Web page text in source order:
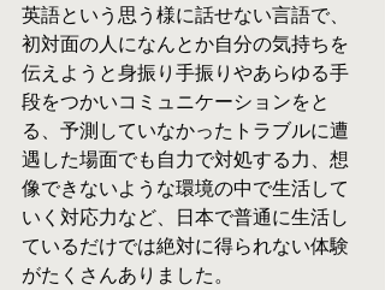
英語という思う様に話せない言語で、
初対面の人になんとか自分の気持ちを
伝えようと身振り手振りやあらゆる手
段をつかいコミュニケーションをと
る、予測していなかったトラブルに遭
遇した場面でも自力で対処する力、想
像できないような環境の中で生活して
いく対応力など、日本で普通に生活し
ているだけでは絶対に得られない体験
がたくさんありました。